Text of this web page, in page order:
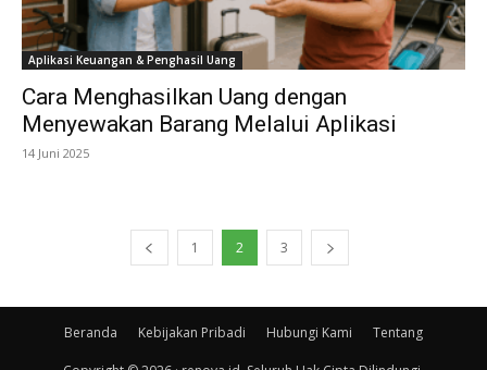
Aplikasi Keuangan & Penghasil Uang
Cara Menghasilkan Uang dengan
Menyewakan Barang Melalui Aplikasi
14 Juni 2025
1 2 3
Beranda Kebijakan Pribadi Hubungi Kami Tentang